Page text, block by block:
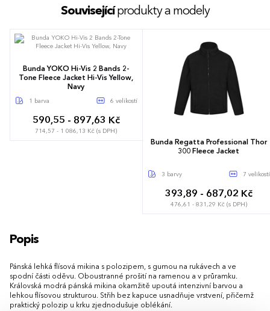
Souvisejícíprodukty a modely
Bunda YOKO Hi-Vis 2 Bands 2-
Tone Fleece Jacket Hi-Vis Yellow,
Navy
1 barva 6 velikostí
590,55 - 897,63 Kč
714,57 - 1 086,13 Kč (s DPH)
Bunda Regatta Professional Thor
300 Fleece Jacket
3 barvy 7 velikostí
393,89 - 687,02 Kč
476,61 - 831,29 Kč (s DPH)
Popis
Pánská lehká flísová mikina s polozipem, s gumou na rukávech a ve
spodní části oděvu. Oboustranné prošití na ramenou a v průramku.
Královská modrá pánská mikina okamžitě upoutá intenzivní barvou a
lehkou flísovou strukturou. Střih bez kapuce usnadňuje vrstvení, přičemž
praktický polozip u krku zjednodušuje oblékání.